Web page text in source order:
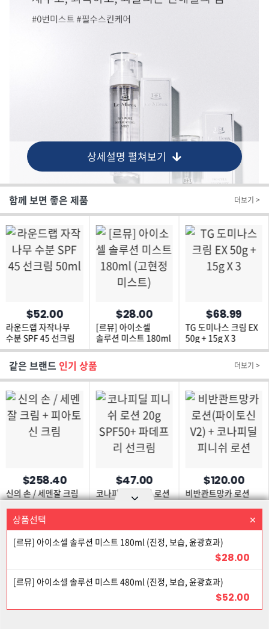
상세설명 펼쳐보기
함께 보면 좋은 제품 더보기 >
$52.00
라운드랩 자작나무
수분 SPF 45 선크림
50ml
$28.00
[르뮤] 아이소셀
솔루션 미스트 180ml
(고현정미스트)
$68.99
TG 도미나스 크림 EX
50g + 15g X 3
같은 브랜드 인기 상품 더보기 >
$258.40
신의 손 / 세멘잘 크림
+ 피아토신 크림
$47.00
코나피딜 피니쉬 로션
20g SPF50+
$120.00
비반콴트망카 로션
(파이토신 V2) +
상품을 선택하세요
상품선택
[르뮤] 아이소셀 솔루션 미스트 180ml (진정, 보습, 윤광효과)
$28.00
[르뮤] 아이소셀 솔루션 미스트 480ml (진정, 보습, 윤광효과)
$52.00
로그인 회원가입 PC화면
©Joongangilbo USA. All Rights Reserved.